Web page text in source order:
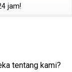
jam!
tentang kami?